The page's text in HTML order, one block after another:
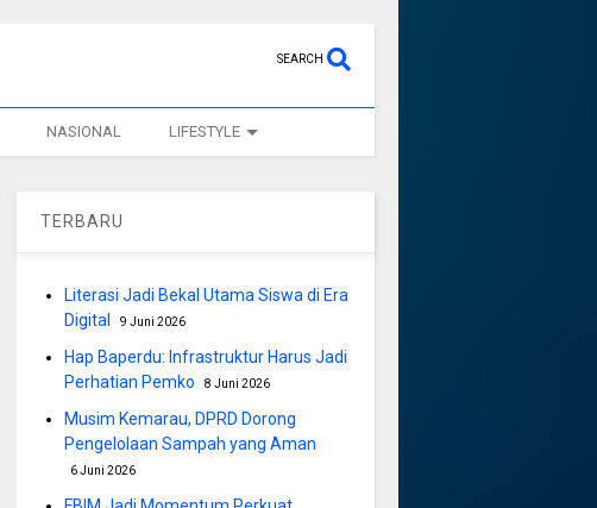
SEARCH
NASIONAL LIFESTYLE
TERBARU
Literasi Jadi Bekal Utama Siswa di Era
Digital
9 Juni 2026
Hap Baperdu: Infrastruktur Harus Jadi
Perhatian Pemko
8 Juni 2026
Musim Kemarau, DPRD Dorong
Pengelolaan Sampah yang Aman
6 Juni 2026